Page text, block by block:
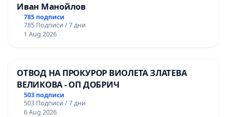
Иван Манойлов
785 подписи
785 Подписи / 7 дни
1 Aug 2026
ОТВОД НА ПРОКУРОР ВИОЛЕТА ЗЛАТЕВА
ВЕЛИКОВА - ОП ДОБРИЧ
503 подписи
503 Подписи / 7 дни
6 Aug 2026